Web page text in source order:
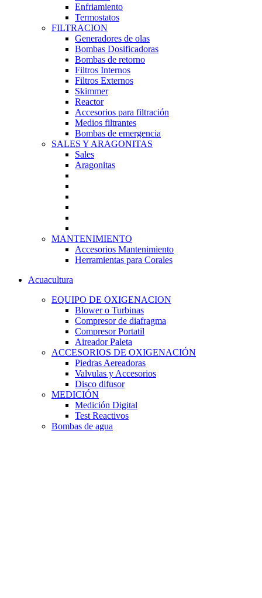
Enfriamiento
Termostatos
FILTRACION
Generadores de olas
Bombas Dosificadoras
Bombas de retorno
Filtros Internos
Filtros Externos
Skimmer
Reactor
Accesorios para filtración
Medios filtrantes
Bombas de emergencia
SALES Y ARAGONITAS
Sales
Aragonitas
MANTENIMIENTO
Accesorios Mantenimiento
Herramientas para Corales
Acuacultura
EQUIPO DE OXIGENACION
Blower o Turbinas
Compresor de diafragma
Compresor Portatil
Aireador Paleta
ACCESORIOS DE OXIGENACIÓN
Piedras Aereadoras
Valvulas y Accesorios
Disco difusor
MEDICIÓN
Medición Digital
Test Reactivos
Bombas de agua